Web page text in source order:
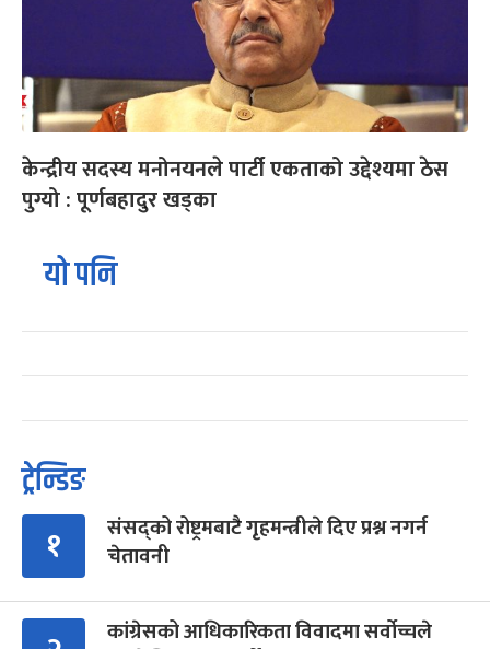
केन्द्रीय सदस्य मनोनयनले पार्टी एकताको उद्देश्यमा ठेस
पुग्यो : पूर्णबहादुर खड्का
यो पनि
ट्रेन्डिङ
१
संसद्को रोष्ट्रमबाटै गृहमन्त्रीले दिए प्रश्न नगर्न
चेतावनी
कांग्रेसको आधिकारिकता विवादमा सर्वोच्चले